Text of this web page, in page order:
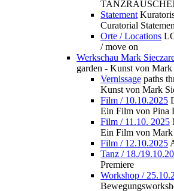
Statement
Curatorial
Orte / Locations
/ move on
Werkschau Mark
garden - Kunst von Mark
Vernissage paths
Kunst von Mark
Film / 10.10.2025
Ein Film von Pina
Film / 11.10. 2025
Ein Film von Mark
Film / 12.10.2025
Tanz / 18./
Premiere
Workshop /